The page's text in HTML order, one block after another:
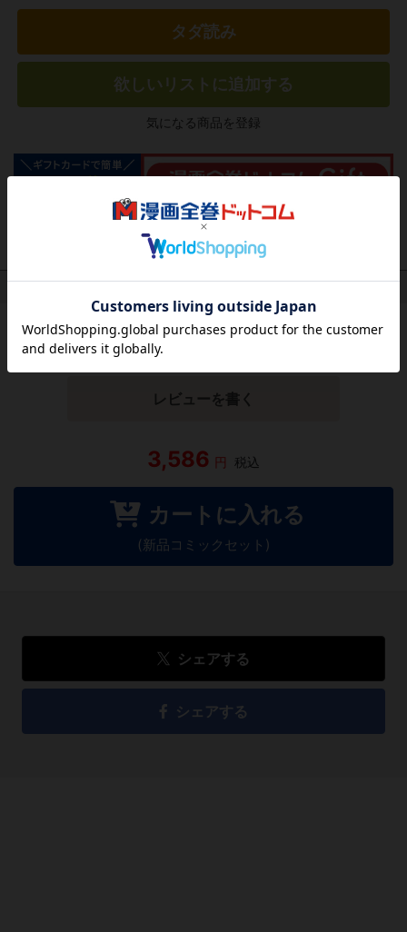
タダ読み
欲しいリストに追加する
気になる商品を登録
作品レビュー
この作品にはまだレビューがありません。 今後読まれる
方のために感想を共有してもらえませんか？
レビューを書く
3,586 円 税込
カートに入れる
(新品コミックセット)
シェアする
シェアする